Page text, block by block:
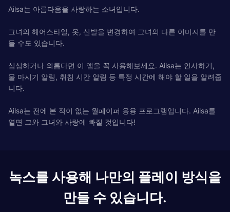
Ailsa는 아름다움을 사랑하는 소녀입니다.
그녀의 헤어스타일, 옷, 신발을 변경하여 그녀의 다른 이미지를 만
들 수도 있습니다.
심심하거나 외롭다면 이 앱을 꼭 사용해보세요. Ailsa는 인사하기,
물 마시기 알림, 취침 시간 알림 등 특정 시간에 해야 할 일을 알려줍
니다.
Ailsa는 전에 본 적이 없는 월페이퍼 응용 프로그램입니다. Ailsa를
열면 그와 그녀와 사랑에 빠질 것입니다!
녹스를 사용해 나만의 플레이 방식을
만들 수 있습니다.